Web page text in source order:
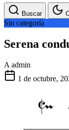
Buscar
Sin categoría
Serena
A admin
1 de octubre,